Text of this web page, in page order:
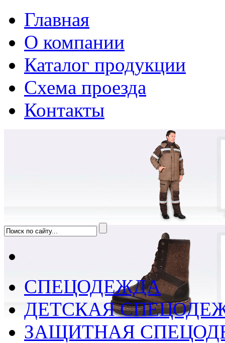
Главная
О компании
Каталог продукции
Схема проезда
Контакты
СПЕЦОДЕЖДА
ДЕТСКАЯ
ЗАЩИТНАЯ